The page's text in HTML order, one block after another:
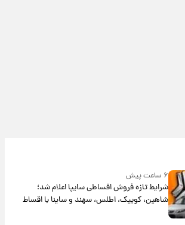
۶ ساعت پیش
شرایط تازه فروش اقساطی سایپا اعلام شد؛
شاهین، کوییک، اطلس، سهند و ساینا با اقساط
بلندمدت + جدول